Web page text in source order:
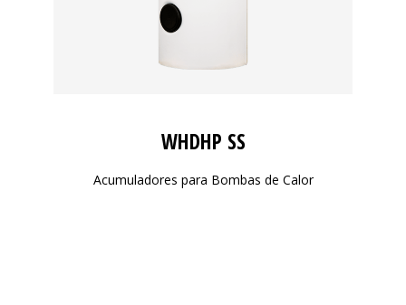
WHDHP SS
Acumuladores para Bombas de Calor